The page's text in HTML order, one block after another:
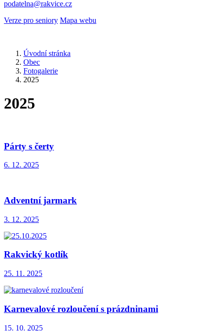
podatelna@rakvice.cz
Verze pro seniory Mapa webu
Úvodní stránka
Obec
Fotogalerie
2025
2025
Párty s čerty
6. 12. 2025
Adventní jarmark
3. 12. 2025
Rakvický kotlík
25. 11. 2025
Karnevalové rozloučení s prázdninami
15. 10. 2025